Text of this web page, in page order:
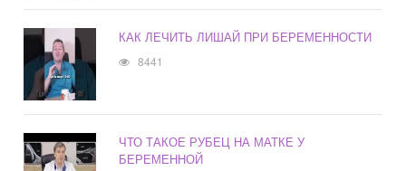
КАК ЛЕЧИТЬ ЛИШАЙ ПРИ БЕРЕМЕННОСТИ
8441
ЧТО ТАКОЕ РУБЕЦ НА МАТКЕ У
БЕРЕМЕННОЙ